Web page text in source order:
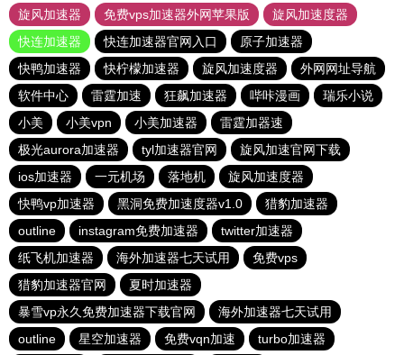
旋风加速器
免费vps加速器外网苹果版
旋风加速度器
快连加速器
快连加速器官网入口
原子加速器
快鸭加速器
快柠檬加速器 旋风加速度器
外网网址导航
软件中心
雷霆加速 狂飙加速器 哔咔漫画
瑞乐小说
小美
小美vpn 小美加速器
雷霆加器速
极光aurora加速器
tyl加速器官网
旋风加速官网下载
ios加速器
一元机场 落地机
旋风加速度器
快鸭vp加速器
黑洞免费加速度器v1.0
猎豹加速器
outline
instagram免费加速器
twitter加速器
纸飞机加速器
海外加速器七天试用
免费vps
猎豹加速器官网
夏时加速器
暴雪vp永久免费加速器下载官网
海外加速器七天试用
outline
星空加速器 免费vqn加速 turbo加速器